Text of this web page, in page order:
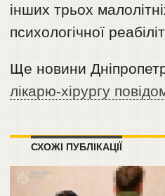
інших трьох
психологічної
Ще новини
лікарю-хірургу
СХОЖІ ПУБЛІКАЦІЇ